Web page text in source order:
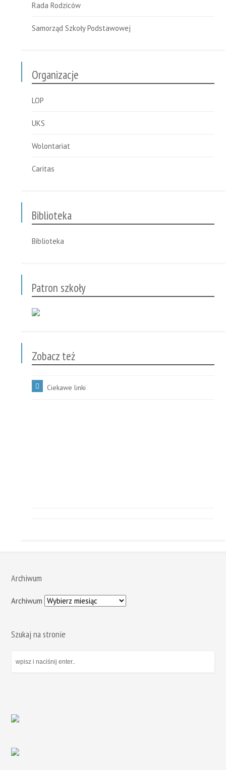
Rada Rodziców
Samorząd Szkoły Podstawowej
Organizacje
LOP
UKS
Wolontariat
Caritas
Biblioteka
Biblioteka
Patron szkoły
Zobacz też
Ciekawe linki
Archiwum
Archiwum
Szukaj na stronie